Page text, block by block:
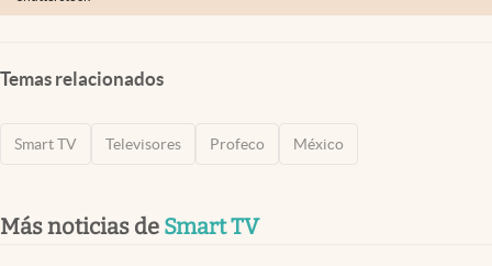
Temas relacionados
Smart TV Televisores Profeco México
Más noticias de Smart TV